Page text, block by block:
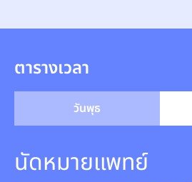
ตารางเวลา
วันพุธ
นัดหมายแพทย์